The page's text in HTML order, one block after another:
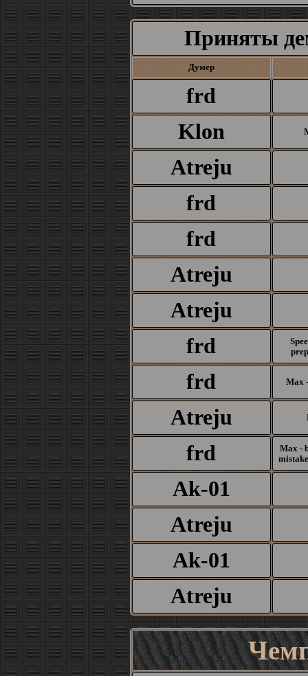
Приняты
Думер
frd
Klon
Atreju
frd
frd
Atreju
Atreju
frd
frd Max
Atreju
frd
Max -
Ak-01
Atreju
Ak-01
Atreju